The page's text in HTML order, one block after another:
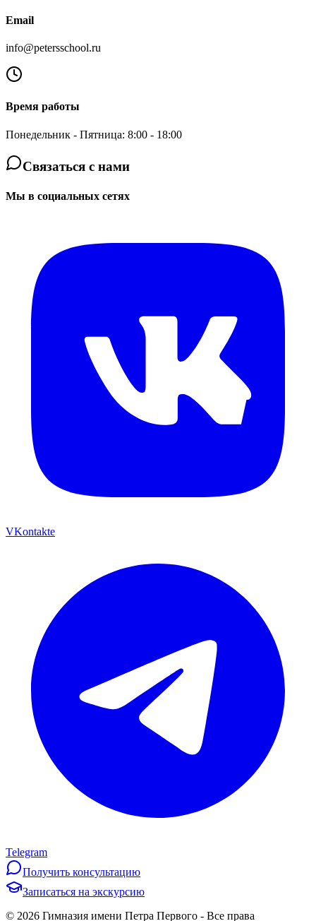
Email
info@petersschool.ru
Время работы
Понедельник - Пятница: 8:00 - 18:00
Связаться с нами
Мы в социальных сетях
VKontakte
Telegram
Получить консультацию
Записаться на экскурсию
© 2026 Гимназия имени Петра Первого - Все права